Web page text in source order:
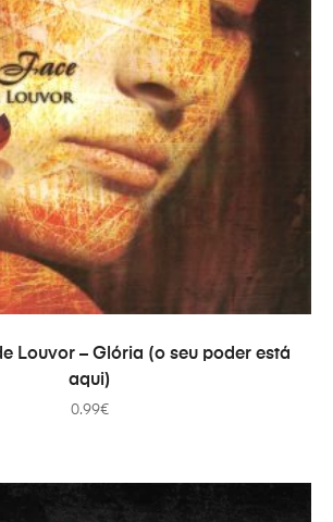
COMPRAR
Louvor – Glória (o seu poder está
aqui)
0.99€